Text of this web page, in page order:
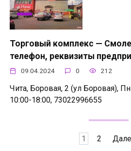
Торговый комплекс —
телефон, реквизиты
09.04.2024 0 212
Чита, Боровая, 2 (ул Боровая),
10:00-18:00, 73022996655
1 2